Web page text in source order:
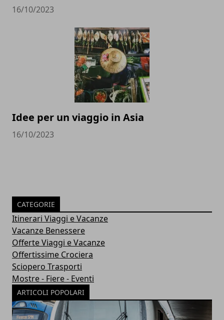
16/10/2023
Idee per un viaggio in Asia
16/10/2023
CATEGORIE
Itinerari Viaggi e Vacanze
Vacanze Benessere
Offerte Viaggi e Vacanze
Offertissime Crociera
Sciopero Trasporti
Mostre - Fiere - Eventi
ARTICOLI POPOLARI